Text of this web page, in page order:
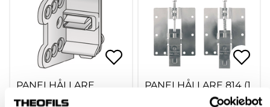
PANELHÅLLARE
606080 VIT
PANELHÅLLARE 814 (1